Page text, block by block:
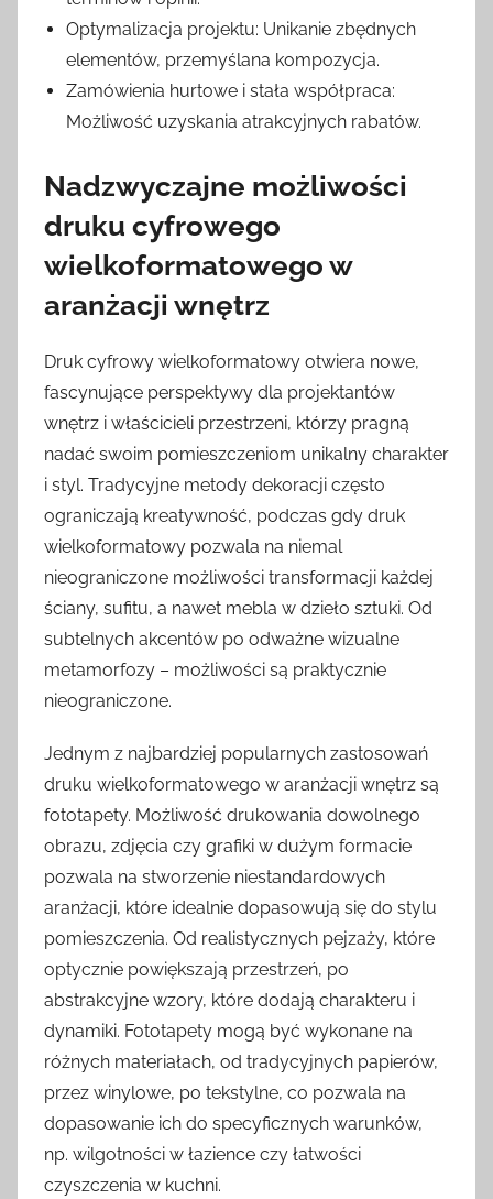
Optymalizacja projektu: Unikanie zbędnych
elementów, przemyślana kompozycja.
Zamówienia hurtowe i stała współpraca:
Możliwość uzyskania atrakcyjnych rabatów.
Nadzwyczajne możliwości
druku cyfrowego
wielkoformatowego w
aranżacji wnętrz
Druk cyfrowy wielkoformatowy otwiera nowe,
fascynujące perspektywy dla projektantów
wnętrz i właścicieli przestrzeni, którzy pragną
nadać swoim pomieszczeniom unikalny charakter
i styl. Tradycyjne metody dekoracji często
ograniczają kreatywność, podczas gdy druk
wielkoformatowy pozwala na niemal
nieograniczone możliwości transformacji każdej
ściany, sufitu, a nawet mebla w dzieło sztuki. Od
subtelnych akcentów po odważne wizualne
metamorfozy – możliwości są praktycznie
nieograniczone.
Jednym z najbardziej popularnych zastosowań
druku wielkoformatowego w aranżacji wnętrz są
fototapety. Możliwość drukowania dowolnego
obrazu, zdjęcia czy grafiki w dużym formacie
pozwala na stworzenie niestandardowych
aranżacji, które idealnie dopasowują się do stylu
pomieszczenia. Od realistycznych pejzaży, które
optycznie powiększają przestrzeń, po
abstrakcyjne wzory, które dodają charakteru i
dynamiki. Fototapety mogą być wykonane na
różnych materiałach, od tradycyjnych papierów,
przez winylowe, po tekstylne, co pozwala na
dopasowanie ich do specyficznych warunków,
np. wilgotności w łazience czy łatwości
czyszczenia w kuchni.